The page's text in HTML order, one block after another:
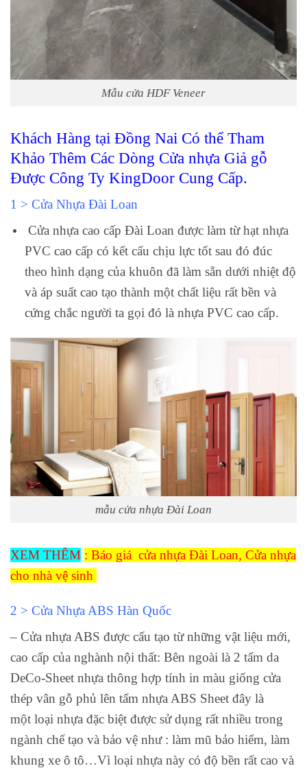
Mẫu cửa HDF Veneer
Khách Hàng tại Đồng Nai Có thể Tham
Khảo Thêm Các Dòng Cửa nhựa Giả gỗ
Được Công Ty KingDoor Cung Cấp.
1 > Cửa Nhựa Đài Loan
Cửa nhựa cao cấp Đài Loan được làm từ hạt nhựa
PVC cao cấp có kết cấu chịu lực tốt sau đó đúc
theo hình dạng của khuôn đã làm sẵn dưới nhiệt độ
và áp suất cao tạo thành một chất liệu rất bền và
cứng chắc người ta gọi đó là nhựa PVC cao cấp.
mẫu cửa nhựa Đài Loan
XEM THÊM : Báo giá cửa nhựa Đài Loan, Cửa nhựa
cho nhà vệ sinh
2 > Cửa Nhựa ABS Hàn Quốc
– Cửa nhựa ABS được cấu tạo từ những vật liệu mới,
cao cấp của nghành nội thất: Bên ngoài là 2 tấm da
DeCo-Sheet nhựa thông hợp tính in màu giống cửa
thép vân gỗ phủ lên tấm nhựa ABS Sheet đây là
một loại nhựa đặc biệt được sử dụng rất nhiều trong
ngành chế tạo và bảo vệ như : làm mũ bảo hiểm, làm
khung xe ô tô…Vì loại nhựa này có độ bền rất cao và